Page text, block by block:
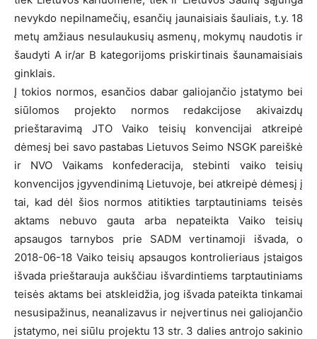
nevykdo nepilnamečių, esančių jaunaisiais šauliais, t.y. 18
metų amžiaus nesulaukusių asmenų, mokymų naudotis ir
šaudyti A ir/ar B kategorijoms priskirtinais šaunamaisiais
ginklais.
Į tokios normos, esančios dabar galiojančio įstatymo bei
siūlomos projekto normos redakcijose akivaizdų
prieštaravimą JTO Vaiko teisių konvencijai atkreipė
dėmesį bei savo pastabas Lietuvos Seimo NSGK pareiškė
ir NVO Vaikams konfederacija, stebinti vaiko teisių
konvencijos įgyvendinimą Lietuvoje, bei atkreipė dėmesį į
tai, kad dėl šios normos atitikties tarptautiniams teisės
aktams nebuvo gauta arba nepateikta Vaiko teisių
apsaugos tarnybos prie SADM vertinamoji išvada, o
2018-06-18 Vaiko teisių apsaugos kontrolieriaus įstaigos
išvada prieštarauja aukščiau išvardintiems tarptautiniams
teisės aktams bei atskleidžia, jog išvada pateikta tinkamai
nesusipažinus, neanalizavus ir neįvertinus nei galiojančio
įstatymo, nei siūlu projektu 13 str. 3 dalies antrojo sakinio